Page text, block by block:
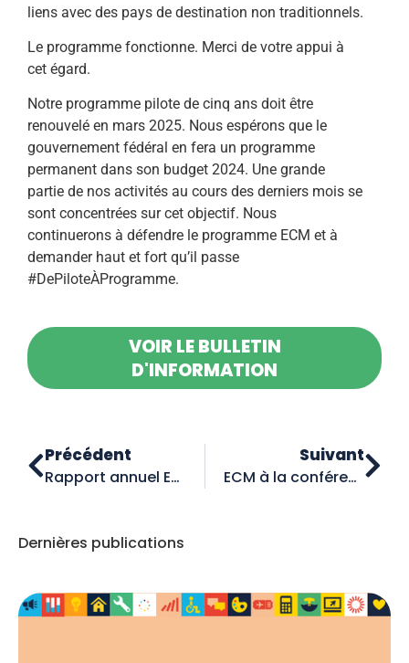
liens avec des pays de destination non traditionnels.
Le programme fonctionne. Merci de votre appui à
cet égard.
Notre programme pilote de cinq ans doit être
renouvelé en mars 2025. Nous espérons que le
gouvernement fédéral en fera un programme
permanent dans son budget 2024. Une grande
partie de nos activités au cours des derniers mois se
sont concentrées sur cet objectif. Nous
continuerons à défendre le programme ECM et à
demander haut et fort qu’il passe
#DePiloteÀProgramme.
VOIR LE BULLETIN
D'INFORMATION
Précédent
Rapport annuel ECM 2022-2023 de Colleges et instituts Canada
Suivant
ECM à la conférence du Bureau canadien de l’éducation internationale
Dernières publications